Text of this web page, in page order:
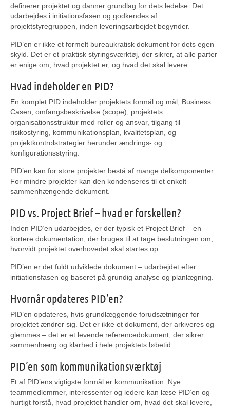
definerer projektet og danner grundlag for dets ledelse. Det
udarbejdes i initiationsfasen og godkendes af
projektstyregruppen, inden leveringsarbejdet begynder.
PID’en er ikke et formelt bureaukratisk dokument for dets egen
skyld. Det er et praktisk styringsværktøj, der sikrer, at alle parter
er enige om, hvad projektet er, og hvad det skal levere.
Hvad indeholder en PID?
En komplet PID indeholder projektets formål og mål, Business
Casen, omfangsbeskrivelse (scope), projektets
organisationsstruktur med roller og ansvar, tilgang til
risikostyring, kommunikationsplan, kvalitetsplan, og
projektkontrolstrategier herunder ændrings- og
konfigurationsstyring.
PID’en kan for store projekter bestå af mange delkomponenter.
For mindre projekter kan den kondenseres til et enkelt
sammenhængende dokument.
PID vs. Project Brief – hvad er forskellen?
Inden PID’en udarbejdes, er der typisk et Project Brief – en
kortere dokumentation, der bruges til at tage beslutningen om,
hvorvidt projektet overhovedet skal startes op.
PID’en er det fuldt udviklede dokument – udarbejdet efter
initiationsfasen og baseret på grundig analyse og planlægning.
Hvornår opdateres PID’en?
PID’en opdateres, hvis grundlæggende forudsætninger for
projektet ændrer sig. Det er ikke et dokument, der arkiveres og
glemmes – det er et levende referencedokument, der sikrer
sammenhæng og klarhed i hele projektets løbetid.
PID’en som kommunikationsværktøj
Et af PID’ens vigtigste formål er kommunikation. Nye
teammedlemmer, interessenter og ledere kan læse PID’en og
hurtigt forstå, hvad projektet handler om, hvad det skal levere,